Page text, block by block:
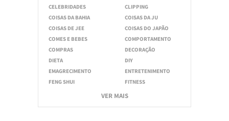
CELEBRIDADES
CLIPPING
COISAS DA BAHIA
COISAS DA JU
COISAS DE JEE
COISAS DO JAPÃO
COMES E BEBES
COMPORTAMENTO
COMPRAS
DECORAÇÃO
DIETA
DIY
EMAGRECIMENTO
ENTRETENIMENTO
FENG SHUI
FITNESS
VER MAIS